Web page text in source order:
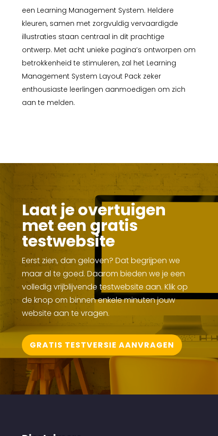
een Learning Management System. Heldere
kleuren, samen met zorgvuldig vervaardigde
illustraties staan centraal in dit prachtige
ontwerp. Met acht unieke pagina’s ontworpen om
betrokkenheid te stimuleren, zal het Learning
Management System Layout Pack zeker
enthousiaste leerlingen aanmoedigen om zich
aan te melden.
Laat je overtuigen
met een gratis
testwebsite
Eerst zien, dan geloven? Dat begrijpen we
maar al te goed. Daarom bieden we je een
volledig vrijblijvende testwebsite aan. Klik op
de knop om binnen enkele minuten jouw
website aan te vragen.
GRATIS TESTVERSIE AANVRAGEN